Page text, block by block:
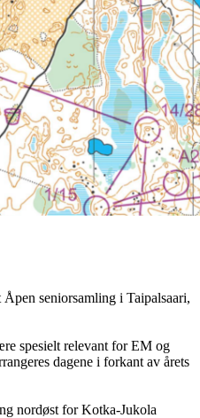
seniorsamling i Taipalsaari,
spesielt relevant for EM og
dagene i forkant av årets
nordøst for Kotka-Jukola